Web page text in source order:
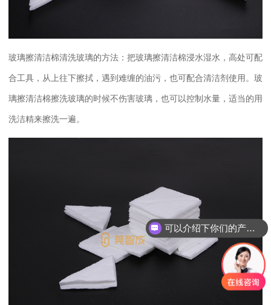
玻璃擦清洁棉清洗玻璃的方法：把玻璃擦清洁棉浸水湿水，高处可配
合工具，从上往下擦拭，遇到难缠的油污，也可配合清洁剂使用。玻
璃擦清洁棉擦洗玻璃的时候不伤害玻璃，也可以控制水量，适当的用
洗洁精来擦洗一遍。
可以介绍下你们的产品么？